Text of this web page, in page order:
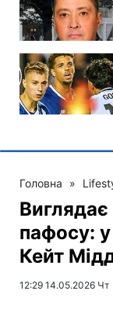
Головна »
пафосу:
Кейт
12:29 14.05.2026 Чт